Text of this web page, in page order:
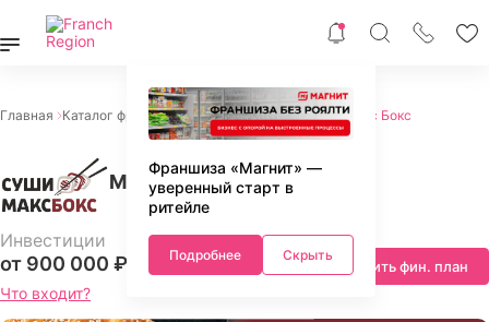
Франшиза «Магнит» —
уверенный старт в
ритейле
Подробнее Скрыть
Главная Каталог франшиз Питание Суши и роллы Макс Бокс
Макс Бокс
Инвестиции
от 900 000 ₽
Что входит?
Запросить фин. план